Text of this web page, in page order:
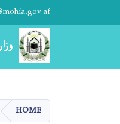
HOME